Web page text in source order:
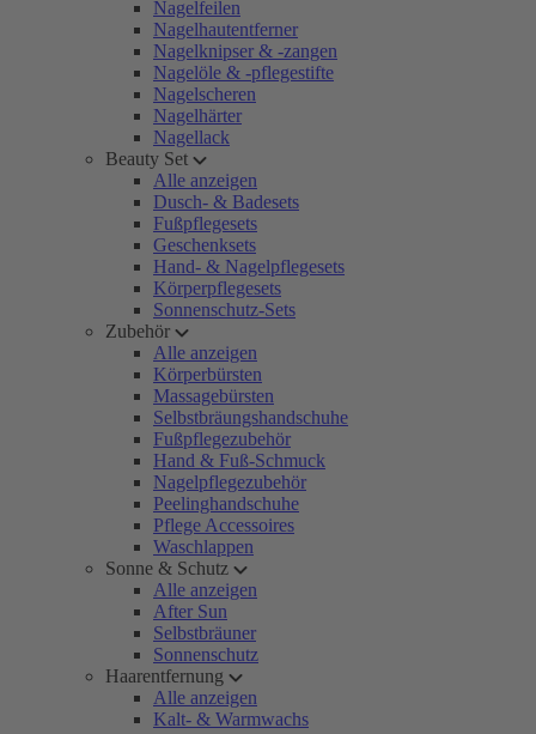
Nagelfeilen
Nagelhautentferner
Nagelknipser & -zangen
Nagelöle & -pflegestifte
Nagelscheren
Nagelhärter
Nagellack
Beauty Set
Alle anzeigen
Dusch- & Badesets
Fußpflegesets
Geschenksets
Hand- & Nagelpflegesets
Körperpflegesets
Sonnenschutz-Sets
Zubehör
Alle anzeigen
Körperbürsten
Massagebürsten
Selbstbräungshandschuhe
Fußpflegezubehör
Hand & Fuß-Schmuck
Nagelpflegezubehör
Peelinghandschuhe
Pflege Accessoires
Waschlappen
Sonne & Schutz
Alle anzeigen
After Sun
Selbstbräuner
Sonnenschutz
Haarentfernung
Alle anzeigen
Kalt- & Warmwachs